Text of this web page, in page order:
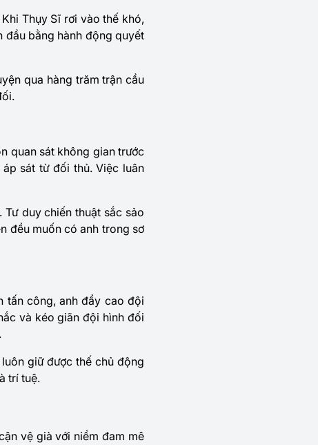
Thụy Sĩ rơi vào thế khó,
đầu bằng hành động quyết
qua hàng trăm trận cầu
quan sát không gian trước
sát từ đối thủ. Việc luân
duy chiến thuật sắc sảo
đều muốn có anh trong sơ
tấn công, anh đẩy cao đội
và kéo giãn đội hình đối
giữ được thế chủ động
trí tuệ.
vệ già với niềm đam mê